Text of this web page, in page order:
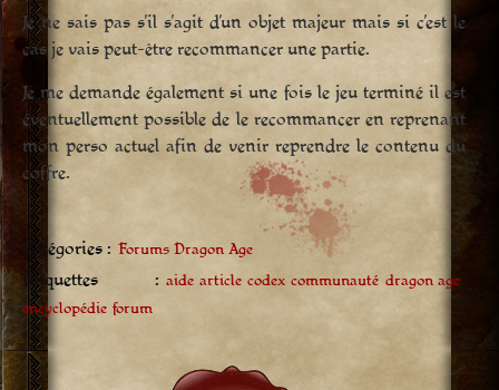
Je ne sais pas s’il s’agit d’un objet majeur mais si c’est le
cas je vais peut-être recommancer une partie.
Je me demande également si une fois le jeu terminé il est
éventuellement possible de le recommancer en reprenant
mon perso actuel afin de venir reprendre le contenu du
coffre.
Catégories : Forums Dragon Age
Étiquettes : aide article codex communauté dragon age
encyclopédie forum